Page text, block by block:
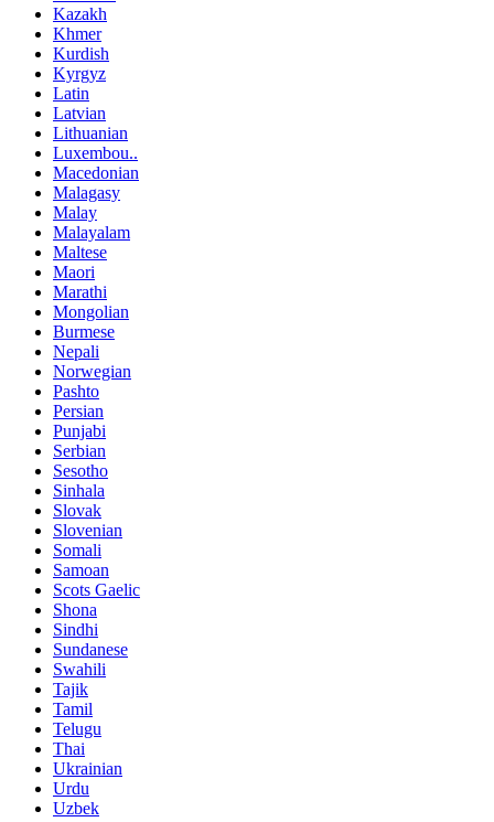
Kazakh
Khmer
Kurdish
Kyrgyz
Latin
Latvian
Lithuanian
Luxembou..
Macedonian
Malagasy
Malay
Malayalam
Maltese
Maori
Marathi
Mongolian
Burmese
Nepali
Norwegian
Pashto
Persian
Punjabi
Serbian
Sesotho
Sinhala
Slovak
Slovenian
Somali
Samoan
Scots Gaelic
Shona
Sindhi
Sundanese
Swahili
Tajik
Tamil
Telugu
Thai
Ukrainian
Urdu
Uzbek